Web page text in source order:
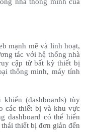
mạnh mẽ và linh hoạt,
tác với hệ thống nhà
cập từ bất kỳ thiết bị
thông minh, máy tính
(dashboards) tùy
các thiết bị và khu vực
dashboard có thể hiển
thiết bị đơn giản đến